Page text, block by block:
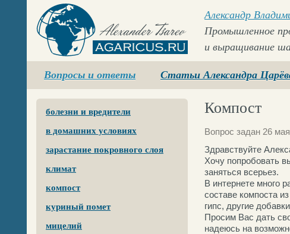
Agaricus.ru
Александр
Промышленное
и выращивание
Вопросы и ответы Статьи Александра
болезни и вредители
в домашних условиях
зарастание покровного слоя
климат
компост
куриный помет
мицелий
Компост
Вопрос задан 26
Здравствуйте
Хочу попробовать
заняться всерьез.
В интернете много
составе компоста
гипс, другие
Просим Вас дать
надеюсь на